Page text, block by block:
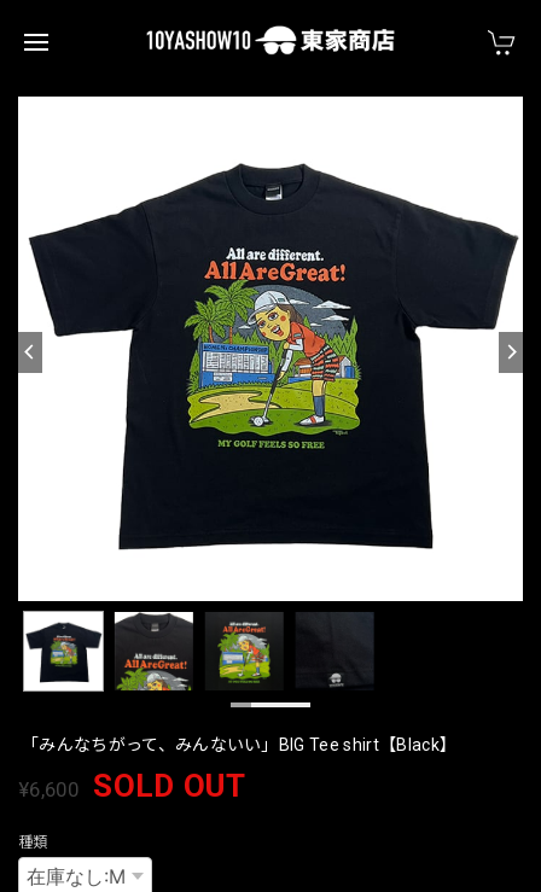
「みんなちがって、みんないい」BIG Tee shirt【Black】
¥6,600 SOLD OUT
種類